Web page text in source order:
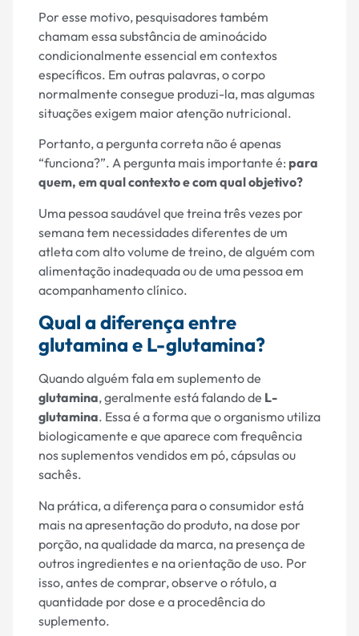
Por esse motivo, pesquisadores também
chamam essa substância de aminoácido
condicionalmente essencial em contextos
específicos. Em outras palavras, o corpo
normalmente consegue produzi-la, mas algumas
situações exigem maior atenção nutricional.
Portanto, a pergunta correta não é apenas
“funciona?”. A pergunta mais importante é: para
quem, em qual contexto e com qual objetivo?
Uma pessoa saudável que treina três vezes por
semana tem necessidades diferentes de um
atleta com alto volume de treino, de alguém com
alimentação inadequada ou de uma pessoa em
acompanhamento clínico.
Qual a diferença entre
glutamina e L-glutamina?
Quando alguém fala em suplemento de
glutamina, geralmente está falando de L-
glutamina. Essa é a forma que o organismo utiliza
biologicamente e que aparece com frequência
nos suplementos vendidos em pó, cápsulas ou
sachês.
Na prática, a diferença para o consumidor está
mais na apresentação do produto, na dose por
porção, na qualidade da marca, na presença de
outros ingredientes e na orientação de uso. Por
isso, antes de comprar, observe o rótulo, a
quantidade por dose e a procedência do
suplemento.